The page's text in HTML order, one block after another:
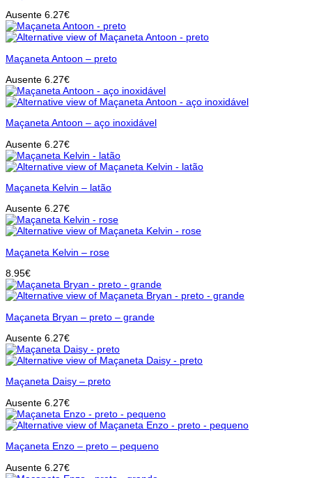
Ausente 6.27€
Maçaneta Antoon – preto
Ausente 6.27€
Maçaneta Antoon – aço inoxidável
Ausente 6.27€
Maçaneta Kelvin – latão
Ausente 6.27€
Maçaneta Kelvin – rose
8.95€
Maçaneta Bryan – preto – grande
Ausente 6.27€
Maçaneta Daisy – preto
Ausente 6.27€
Maçaneta Enzo – preto – pequeno
Ausente 6.27€